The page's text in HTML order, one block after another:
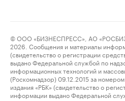
© ООО «БИЗНЕСПРЕСС», АО
2026. Сообщения и материалы
(свидетельство о регистрации
выдано Федеральной службой по
информационных технологий и
(Роскомнадзор) 09.12.2015 за
издания «РБК» (свидетельство о
информации выдано Федеральной